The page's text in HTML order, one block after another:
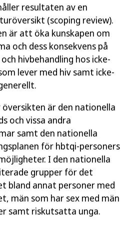
resultaten av en
(scoping review).
är att öka kunskapen om
och dess konsekvens på
hivbehandling hos icke-
lever med hiv samt icke-
är den nationella
och vissa andra
samt den nationella
för hbtqi-personers
I den nationella
grupper för det
bland annat personer med
män som har sex med män
samt riskutsatta unga.